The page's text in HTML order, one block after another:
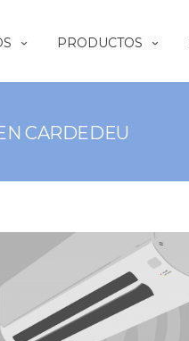
PRODUCTOS
CARDEDEU